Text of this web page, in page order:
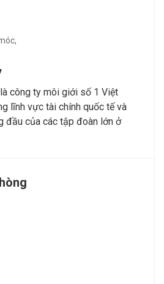
công ty môi giới số 1 Việt
lĩnh vực tài chính quốc tế và
đầu của các tập đoàn lớn ở